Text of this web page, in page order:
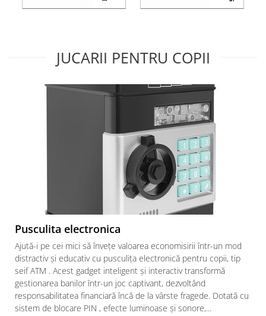
JUCARII PENTRU COPII
Pusculita electronica
Ajută-i pe cei mici să învețe valoarea economisirii într-un mod
distractiv și educativ cu pusculița electronică pentru copii, tip
seif ATM . Acest gadget inteligent și interactiv transformă
gestionarea banilor într-un joc captivant, dezvoltând
responsabilitatea financiară încă de la vârste fragede. Dotată cu
sistem de blocare PIN , efecte luminoase și sonore,...